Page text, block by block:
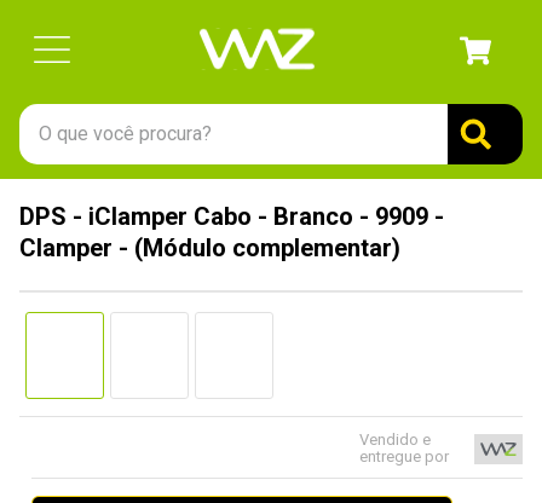
O que você procura?
DPS - iClamper Cabo - Branco - 9909 -
Clamper - (Módulo complementar)
Vendido e
entregue por
1º
gabinete
3º
ssd
5º
openbox
7º
jonsbo